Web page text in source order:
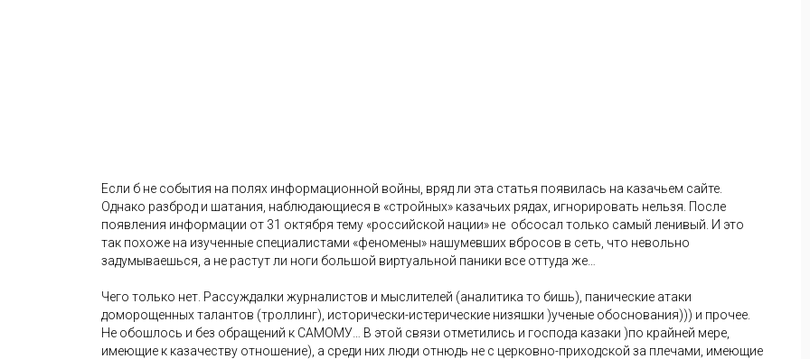
Если б не события на полях информационной войны, вряд ли эта статья появилась на казачьем сайте.
Однако разброд и шатания, наблюдающиеся в «стройных» казачьих рядах, игнорировать нельзя. После
появления информации от 31 октября тему «российской нации» не обсосал только самый ленивый. И это
так похоже на изученные специалистами «феномены» нашумевших вбросов в сеть, что невольно
задумываешься, а не растут ли ноги большой виртуальной паники все оттуда же…
Чего только нет. Рассуждалки журналистов и мыслителей (аналитика то бишь), панические атаки
доморощенных талантов (троллинг), исторически-истерические низяшки )ученые обоснования))) и прочее.
Не обошлось и без обращений к САМОМУ… В этой связи отметились и господа казаки )по крайней мере,
имеющие к казачеству отношение), а среди них люди отнюдь не с церковно-приходской за плечами, имеющие